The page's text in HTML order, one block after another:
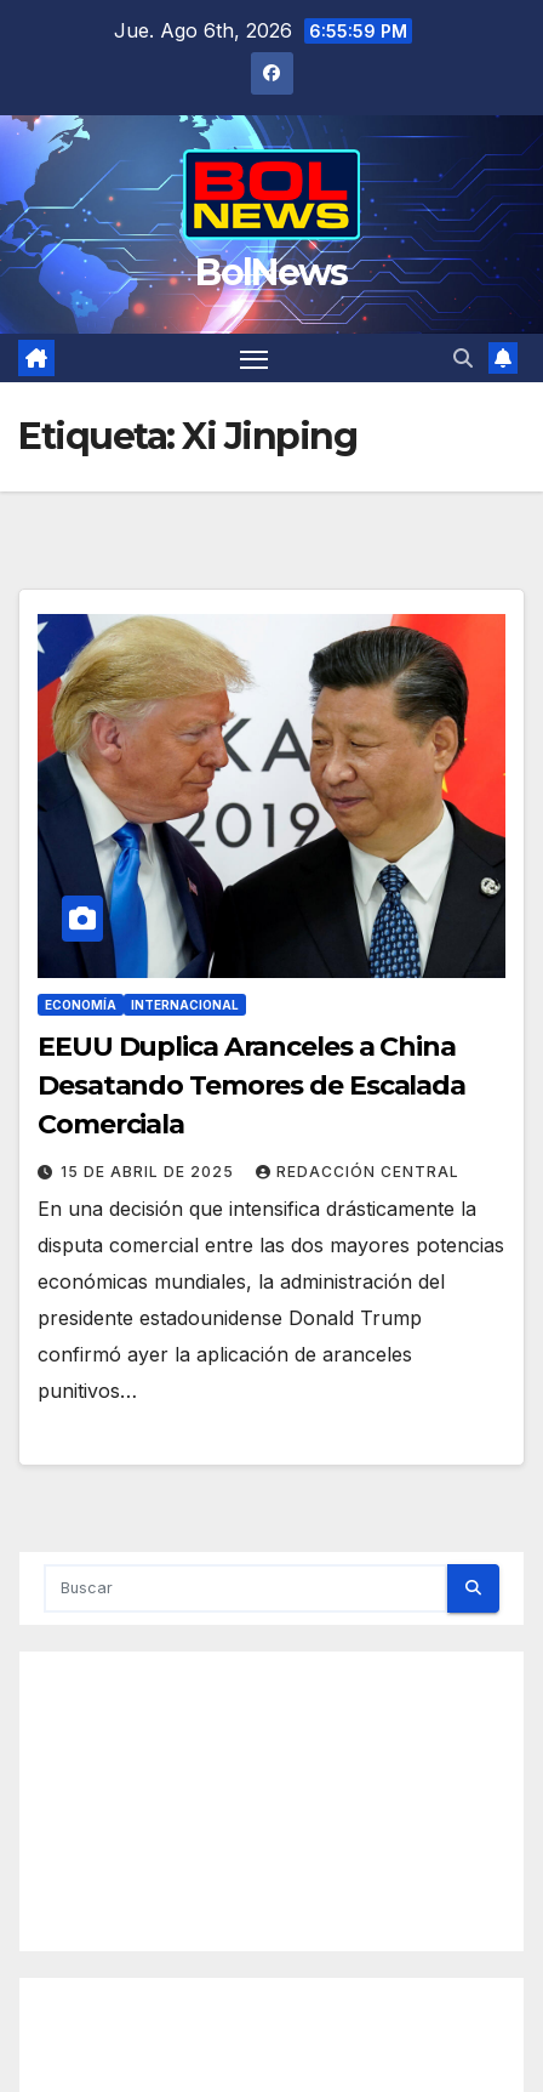
Jue. Ago 6th, 2026 6:55:59 PM
BolNews
Etiqueta:Xi Jinping
ECONOMÍA INTERNACIONAL
EEUU Duplica Aranceles a China
Desatando Temores de Escalada
Comerciala
15 DE ABRIL DE 2025 REDACCIÓN CENTRAL
En una decisión que intensifica drásticamente la
disputa comercial entre las dos mayores potencias
económicas mundiales, la administración del
presidente estadounidense Donald Trump
confirmó ayer la aplicación de aranceles
punitivos…